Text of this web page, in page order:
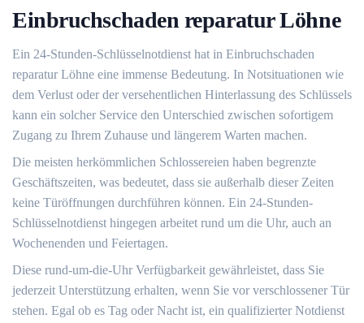
Einbruchschaden reparatur Löhne
Ein 24-Stunden-Schlüsselnotdienst hat in Einbruchschaden
reparatur Löhne eine immense Bedeutung. In Notsituationen wie
dem Verlust oder der versehentlichen Hinterlassung des Schlüssels
kann ein solcher Service den Unterschied zwischen sofortigem
Zugang zu Ihrem Zuhause und längerem Warten machen.​
Die meisten herkömmlichen Schlossereien haben begrenzte
Geschäftszeiten, was bedeutet, dass sie außerhalb dieser Zeiten
keine Türöffnungen durchführen können.​ Ein 24-Stunden-
Schlüsselnotdienst hingegen arbeitet rund um die Uhr, auch an
Wochenenden und Feiertagen.
Diese rund-um-die-Uhr Verfügbarkeit gewährleistet, dass Sie
jederzeit Unterstützung erhalten, wenn Sie vor verschlossener Tür
stehen.​ Egal ob es Tag oder Nacht ist, ein qualifizierter Notdienst